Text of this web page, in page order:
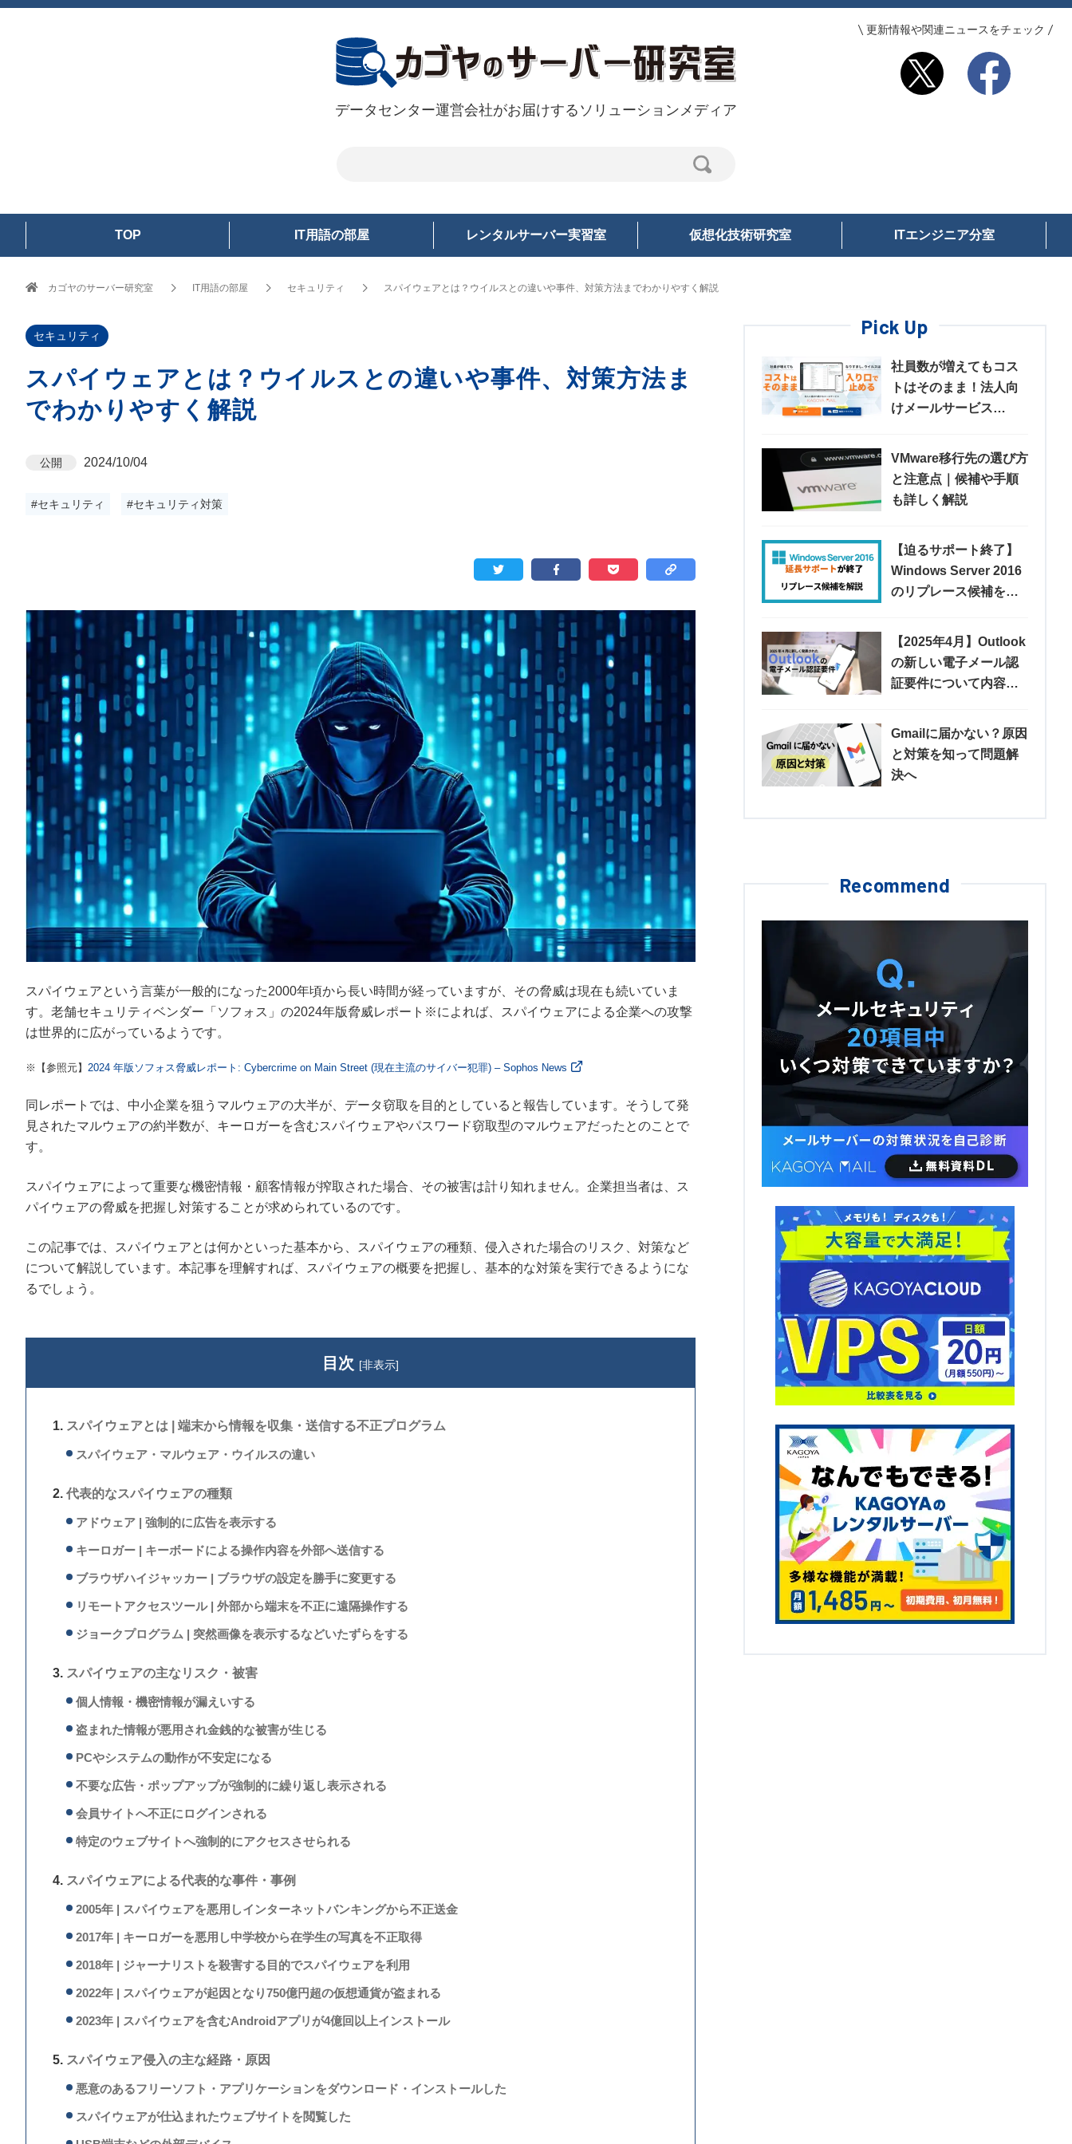
データセンター運営会社がお届けするソリューションメディア
更新情報や関連ニュースをチェック
TOP IT用語の部屋 レンタルサーバー実習室 仮想化技術研究室 ITエンジニア分室
カゴヤのサーバー研究室 IT用語の部屋 セキュリティ スパイウェアとは？ウイルスとの違いや事件、対策方法までわかりやすく解説
セキュリティ
スパイウェアとは？ウイルスとの違いや事件、対策方法ま
でわかりやすく解説
公開 2024/10/04
#セキュリティ #セキュリティ対策
スパイウェアという言葉が一般的になった2000年頃から長い時間が経っていますが、その脅威は現在も続いていま
す。老舗セキュリティベンダー「ソフォス」の2024年版脅威レポート※によれば、スパイウェアによる企業への攻撃
は世界的に広がっているようです。
※【参照元】 2024 年版ソフォス脅威レポート: Cybercrime on Main Street (現在主流のサイバー犯罪) – Sophos News
同レポートでは、中小企業を狙うマルウェアの大半が、データ窃取を目的としていると報告しています。そうして発
見されたマルウェアの約半数が、キーロガーを含むスパイウェアやパスワード窃取型のマルウェアだったとのことで
す。
スパイウェアによって重要な機密情報・顧客情報が搾取された場合、その被害は計り知れません。企業担当者は、ス
パイウェアの脅威を把握し対策することが求められているのです。
この記事では、スパイウェアとは何かといった基本から、スパイウェアの種類、侵入された場合のリスク、対策など
について解説しています。本記事を理解すれば、スパイウェアの概要を把握し、基本的な対策を実行できるようにな
るでしょう。
目次 [非表示]
スパイウェアとは | 端末から情報を収集・送信する不正プログラム
スパイウェア・マルウェア・ウイルスの違い
代表的なスパイウェアの種類
アドウェア | 強制的に広告を表示する
キーロガー | キーボードによる操作内容を外部へ送信する
ブラウザハイジャッカー | ブラウザの設定を勝手に変更する
リモートアクセスツール | 外部から端末を不正に遠隔操作する
ジョークプログラム | 突然画像を表示するなどいたずらをする
スパイウェアの主なリスク・被害
個人情報・機密情報が漏えいする
盗まれた情報が悪用され金銭的な被害が生じる
PCやシステムの動作が不安定になる
不要な広告・ポップアップが強制的に繰り返し表示される
会員サイトへ不正にログインされる
特定のウェブサイトへ強制的にアクセスさせられる
スパイウェアによる代表的な事件・事例
2005年 | スパイウェアを悪用しインターネットバンキングから不正送金
2017年 | キーロガーを悪用し中学校から在学生の写真を不正取得
2018年 | ジャーナリストを殺害する目的でスパイウェアを利用
2022年 | スパイウェアが起因となり750億円超の仮想通貨が盗まれる
2023年 | スパイウェアを含むAndroidアプリが4億回以上インストール
スパイウェア侵入の主な経路・原因
悪意のあるフリーソフト・アプリケーションをダウンロード・インストールした
スパイウェアが仕込まれたウェブサイトを閲覧した
Pick Up
社員数が増えてもコス
トはそのまま！法人向
けメールサービス
VMware移行先の選び方
と注意点｜候補や手順
も詳しく解説
【迫るサポート終了】
Windows Server 2016
のリプレース候補を紹
【2025年4月】Outlook
の新しい電子メール認
証要件について内容や
Gmailに届かない？原因
と対策を知って問題解
決へ
Recommend